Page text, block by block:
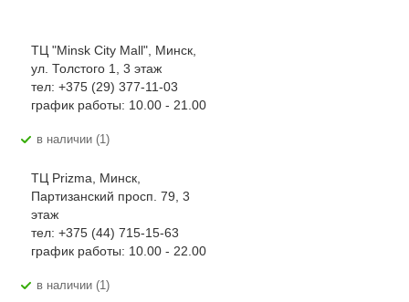
ТЦ "Minsk City Mall", Минск,
ул. Толстого 1, 3 этаж
тел: +375 (29) 377-11-03
график работы: 10.00 - 21.00
В наличии (1)
ТЦ Prizma, Минск,
Партизанский просп. 79, 3
этаж
тел: +375 (44) 715-15-63
график работы: 10.00 - 22.00
В наличии (1)